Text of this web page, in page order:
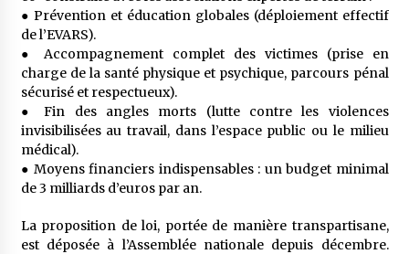
●​ Prévention et éducation globales (déploiement effectif
de l’EVARS).
●​ Accompagnement complet des victimes (prise en
charge de la santé physique et psychique, parcours pénal
sécurisé et respectueux).
●​ Fin des angles morts (lutte contre les violences
invisibilisées au travail, dans l’espace public ou le milieu
médical).
●​ Moyens financiers indispensables : un budget minimal
de 3 milliards d’euros par an.
La proposition de loi, portée de manière transpartisane,
est déposée à l’Assemblée nationale depuis décembre.